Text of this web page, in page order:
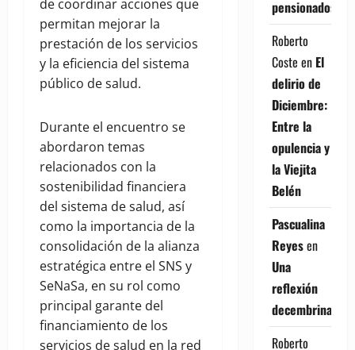
de coordinar acciones que
permitan mejorar la
prestación de los servicios
y la eficiencia del sistema
público de salud.
Durante el encuentro se
abordaron temas
relacionados con la
sostenibilidad financiera
del sistema de salud, así
como la importancia de la
consolidación de la alianza
estratégica entre el SNS y
SeNaSa, en su rol como
principal garante del
financiamiento de los
servicios de salud en la red
pensionados
Roberto
Coste en El
delirio de
Diciembre:
Entre la
opulencia y
la Viejita
Belén
Pascualina
Reyesen
Una
reflexión
decembrina
Roberto